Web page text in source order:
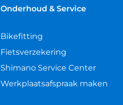
Onderhoud & Service
Bikefitting
Fietsverzekering
Shimano Service Center
Werkplaatsafspraak maken